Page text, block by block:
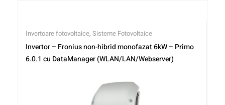
Invertoare fotovoltaice, Sisteme Fotovoltaice
Invertor – Fronius non-hibrid monofazat 6kW – Primo
6.0.1 cu DataManager (WLAN/LAN/Webserver)